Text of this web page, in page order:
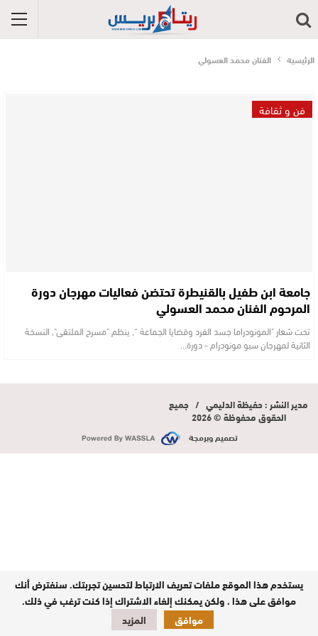
الرئيسية الفنان محمد العسولي
فن و ثقافة
جامعة ابن طفيل بالقنيطرة تحتضن فعاليات مهرجان دورة
المرحوم الفنان محمد العسولي
تحت شعار "المونودراما جسد الفرد وقضايا الجماعة “, ينظم "مسرح الملتقى", النسخة
الثانية لمهرجان سبو مونودرام - دورة…
مدير النشر : حفيظة الدليمي / جميع
الحقوق محفوظة © 2026
تصميم وبرمجة
يستخدم هذا الموقع ملفات تعريف الارتباط لتحسين تجربتك. سنفترض أنك
موافق على هذا ، ولكن يمكنك إلغاء الاشتراك إذا كنت ترغب في ذلك.
موافق
المزيد